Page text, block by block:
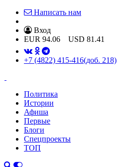
Написать нам
Вход
EUR 94.06 USD 81.41
+7 (4822) 415-416(доб. 218)
Политика
Истории
Афиша
Первые
Блоги
Спецпроекты
ТОП